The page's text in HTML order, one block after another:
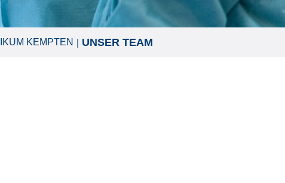
KEMPTEN UNSER TEAM